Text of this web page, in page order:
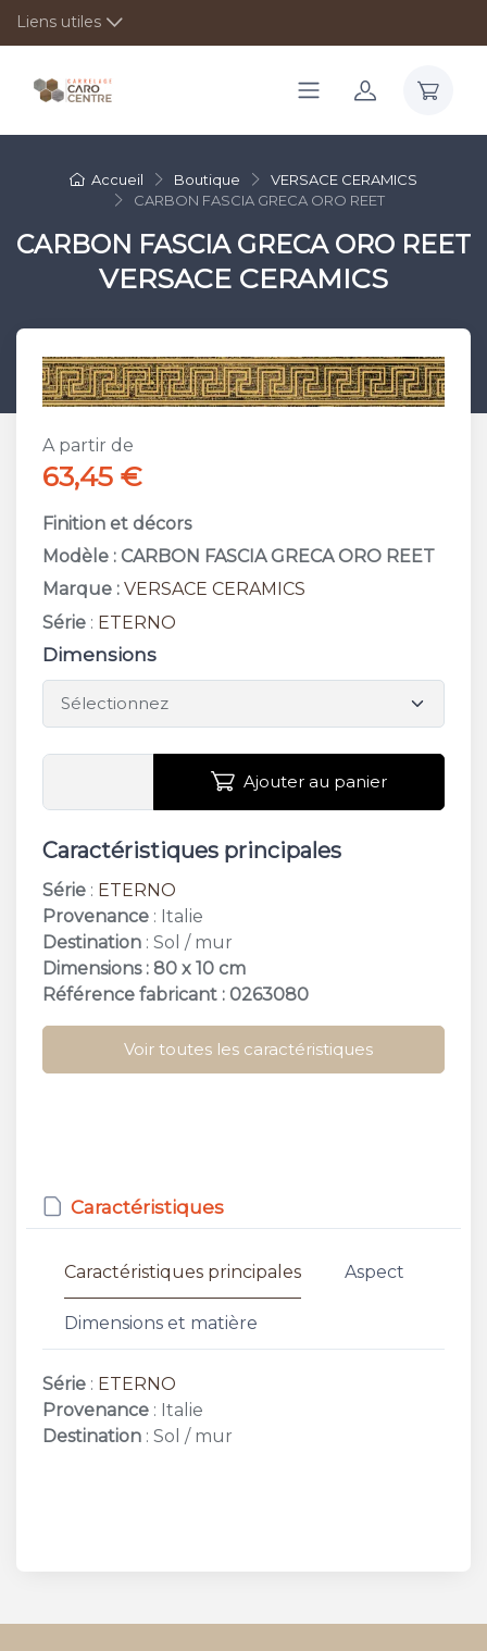
Liens utiles
Accueil Boutique
VERSACE CERAMICS
CARBON FASCIA GRECA ORO REET
CARBON FASCIA GRECA ORO REET
VERSACE CERAMICS
A partir de
63,45 €
Finition et décors
Modèle : CARBON FASCIA GRECA ORO REET
Marque : VERSACE CERAMICS
Série : ETERNO
Dimensions
Ajouter au panier
Caractéristiques principales
Série : ETERNO
Provenance : Italie
Destination : Sol / mur
Dimensions : 80 x 10 cm
Référence fabricant : 0263080
Voir toutes les caractéristiques
Caractéristiques
Caractéristiques principales Aspect
Dimensions et matière
Série : ETERNO
Provenance : Italie
Destination : Sol / mur